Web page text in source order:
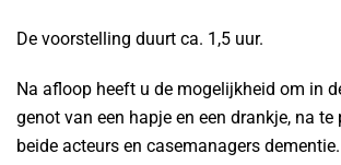
De voorstelling duurt ca. 1,5 uur.
Na afloop heeft u de mogelijkheid om in
genot van een hapje en een drankje, na te
beide acteurs en casemanagers dementie.